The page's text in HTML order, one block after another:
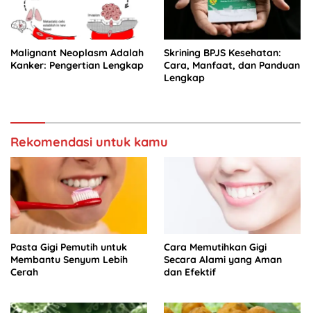
Malignant Neoplasm Adalah
Kanker: Pengertian Lengkap
Skrining BPJS Kesehatan:
Cara, Manfaat, dan Panduan
Lengkap
Rekomendasi untuk kamu
Pasta Gigi Pemutih untuk
Membantu Senyum Lebih
Cerah
Cara Memutihkan Gigi
Secara Alami yang Aman
dan Efektif